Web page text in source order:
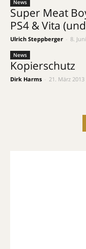
News
Super Meat
PS4 & Vita
Ulrich Steppberger 8.
News
Kopierschutz
Dirk Harms 21. März 2013